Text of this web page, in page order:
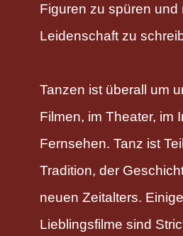
Figuren zu spüren und
Leidenschaft zu
Tanzen ist überall um
Filmen, im Theater, im
Fernsehen. Tanz ist
Tradition, der
neuen Zeitalters.
Lieblingsfilme sind